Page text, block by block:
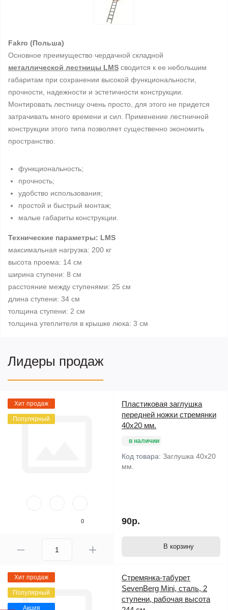
Fakro (Польша)
Основное преимущество чердачной складной
металлической лестницы LMS сводится к ее небольшим
габаритам при сохранении высокой функциональности,
прочности, надежности и эстетичности конструкции.
Монтировать лестницу очень просто, для этого не придется
затрачивать много времени и сил. Применение лестничной
конструкции этого типа позволяет существенно экономить
пространство.
функциональность;
прочность;
удобство использования;
простой и быстрый монтаж;
малые габариты конструкции.
Технические параметры: LMS
максимальная нагрузка: 200 кг
высота проема: 14 см
ширина ступени: 8 см
расстояние между ступенями: 25 см
длина ступени: 34 см
толщина ступени: 2 см
толщина утеплителя в крышке люка: 3 см
Лидеры продаж
Хит продаж
Популярный
0
Пластиковая заглушка
передней ножки стремянки
40х20 мм.
в наличии
Код товара: Заглушка 40х20
мм.
90р.
В корзину
Хит продаж
Популярный
Акция
Стремянка-табурет
SevenBerg Mini, сталь, 2
ступени, рабочая высота